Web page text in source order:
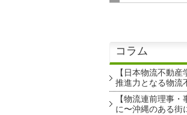
コラム
【日本物流不動
推進力となる物流
【物流連前理事
に〜沖縄のある街